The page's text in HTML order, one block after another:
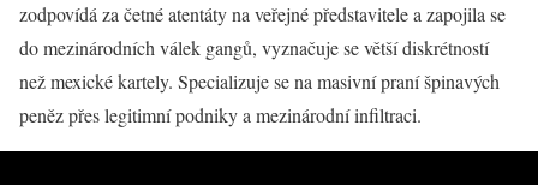
zodpovídá za četné atentáty na veřejné představitele a zapojila se
do mezinárodních válek gangů, vyznačuje se větší diskrétností
než mexické kartely. Specializuje se na masivní praní špinavých
peněz přes legitimní podniky a mezinárodní infiltraci.